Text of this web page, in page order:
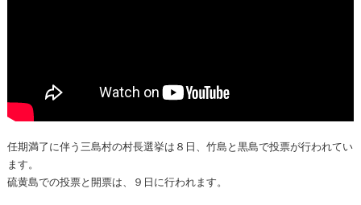
任期満了に伴う三島村の村長選挙は８日、竹島と黒島で投票が行われてい
ます。
硫黄島での投票と開票は、９日に行われます。